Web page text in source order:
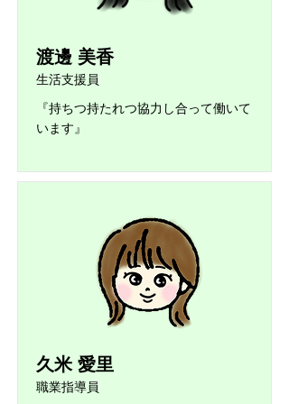
渡邊 美香
生活支援員
『持ちつ持たれつ協力し合って働いて
います』
久米 愛里
職業指導員